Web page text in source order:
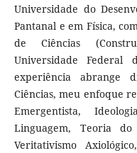
Universidade do
Pantanal e em Física,
de Ciências
Universidade
experiência abrange
Ciências, meu enfoque
Emergentista,
Linguagem, Teoria do
Veritativismo